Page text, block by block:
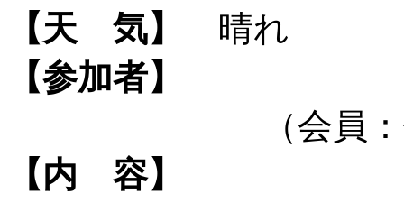
【天 気】
晴れ
【参加者】
（会員：佐藤
【内 容】